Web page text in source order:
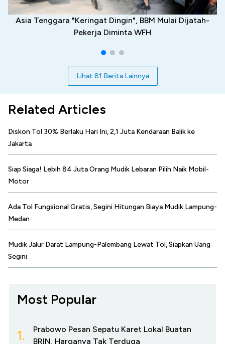
Asia Tenggara "Keringat Dingin", BBM Mulai Dijatah-
Pekerja Diminta WFH
Lihat 81 Berita Lainnya
Related Articles
Diskon Tol 30% Berlaku Hari Ini, 2,1 Juta Kendaraan Balik ke
Jakarta
Siap Siaga! Lebih 84 Juta Orang Mudik Lebaran Pilih Naik Mobil-
Motor
Ada Tol Fungsional Gratis, Segini Hitungan Biaya Mudik Lampung-
Medan
Mudik Jalur Darat Lampung-Palembang Lewat Tol, Siapkan Uang
Segini
Most Popular
1.
Prabowo Pesan Sepatu Karet Lokal Buatan
BRIN, Harganya Tak Terduga